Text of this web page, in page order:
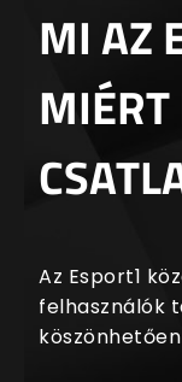
MI AZ
Az Esport1
felhasználók